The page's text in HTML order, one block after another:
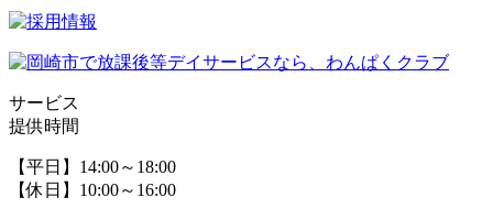
サービス
提供時間
【平日】14:00～18:00
【休日】10:00～16:00